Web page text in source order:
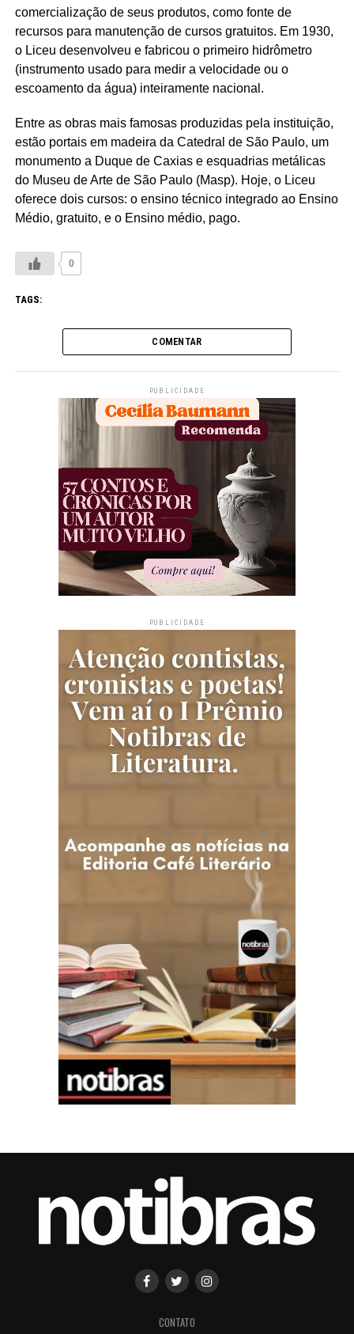
comercialização de seus produtos, como fonte de
recursos para manutenção de cursos gratuitos. Em 1930,
o Liceu desenvolveu e fabricou o primeiro hidrômetro
(instrumento usado para medir a velocidade ou o
escoamento da água) inteiramente nacional.
Entre as obras mais famosas produzidas pela instituição,
estão portais em madeira da Catedral de São Paulo, um
monumento a Duque de Caxias e esquadrias metálicas
do Museu de Arte de São Paulo (Masp). Hoje, o Liceu
oferece dois cursos: o ensino técnico integrado ao Ensino
Médio, gratuito, e o Ensino médio, pago.
0
TAGS:
COMENTAR
PUBLICIDADE
PUBLICIDADE
CONTATO